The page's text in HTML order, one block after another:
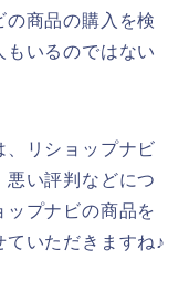
の商品の購入を検
いるのではない
、リショップナビ
い評判などにつ
プナビの商品を
いただきますね♪